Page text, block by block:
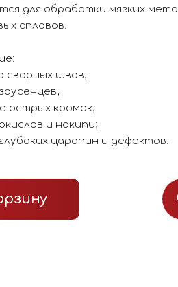
для обработки мягких
сплавов.
сварных швов;
острых кромок;
и накипи;
царапин и дефектов.